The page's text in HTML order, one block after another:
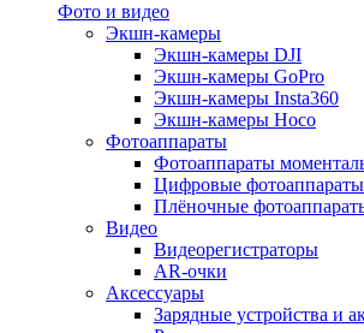
Фото и видео
Экшн-камеры
Экшн-камеры DJI
Экшн-камеры GoPro
Экшн-камеры Insta360
Экшн-камеры Hoco
Фотоаппараты
Фотоаппараты
Цифровые фотоаппараты
Плёночные
Видео
Видеорегистраторы
AR-очки
Аксессуары
Зарядные устройства и